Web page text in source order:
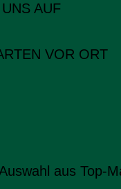
AUF
VOR ORT
aus Top-